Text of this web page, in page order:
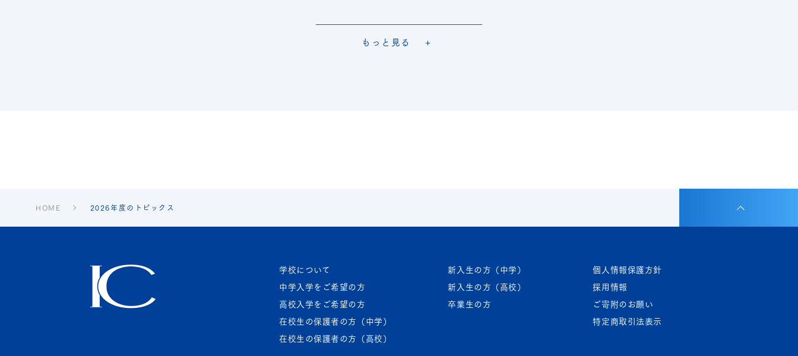
もっと見る
HOME 2026年度のトピックス
学校について
中学入学をご希望の方
高校入学をご希望の方
在校生の保護者の方（中学）
在校生の保護者の方（高校）
新入生の方（中学）
新入生の方（高校）
卒業生の方
個人情報保護方針
採用情報
ご寄附のお願い
特定商取引法表示